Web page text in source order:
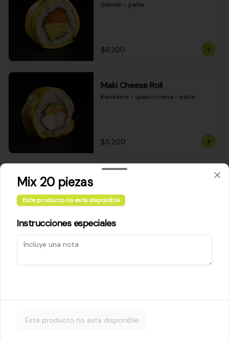
Salmón - palta
$6.200
Maki Cheese Roll
Kanikama - queso crema - palta
$5.200
$5.200
$5.800
Mix 20 piezas
Este producto no esta disponible
Instrucciones especiales
Este producto no esta disponible